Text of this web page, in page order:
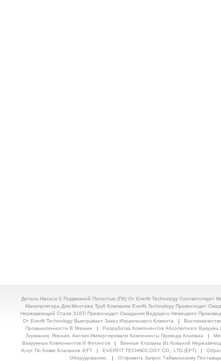
Деталь Насоса С Подвижной Полостью (ПК) От Everfit Technology Соответствует
Манипулятора Для Монтажа Труб Компании Everfit Technology Превосходит
Нержавеющей Стали 316Ti Превосходит Ожидания Ведущего Немецкого
От Everfit Technology Выигрывает Заказ Израильского Клиента |
Промышленности В Японии
| Разработка Компонентов Абсолютного
Германия, Япония, Англия Импортировали Компоненты Привода Клапана
|
Вакуумных Компонентов И Фитингов | Винные Клапаны Из Кованой
Услуг По Ковке Клапанов -EFT | EVERFIT TECHNOLOGY CO., LTD.(EFT) |
Оборудованию.
| Отправить Запрос Тайваньскому